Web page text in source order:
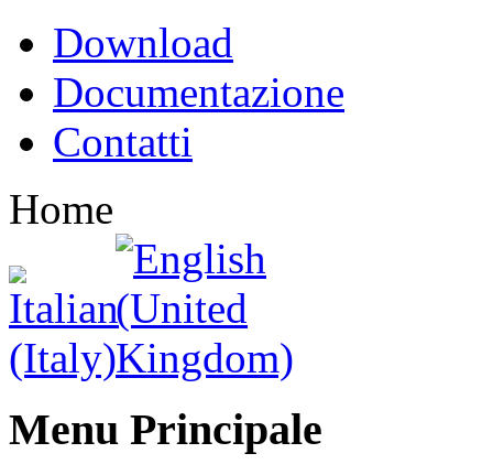
Download
Documentazione
Contatti
Home
Menu Principale